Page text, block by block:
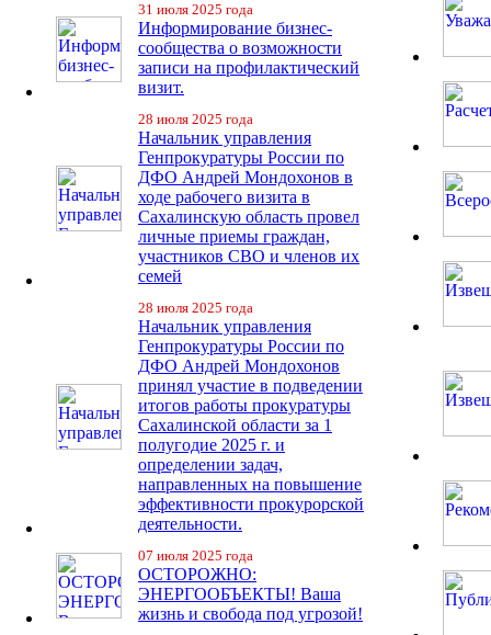
31 июля 2025 года
Информирование бизнес-
сообщества о возможности
записи на профилактический
визит.
28 июля 2025 года
Начальник управления
Генпрокуратуры России по
ДФО Андрей Мондохонов в
ходе рабочего визита в
Сахалинскую область провел
личные приемы граждан,
участников СВО и членов их
семей
28 июля 2025 года
Начальник управления
Генпрокуратуры России по
ДФО Андрей Мондохонов
принял участие в подведении
итогов работы прокуратуры
Сахалинской области за 1
полугодие 2025 г. и
определении задач,
направленных на повышение
эффективности прокурорской
деятельности.
07 июля 2025 года
ОСТОРОЖНО:
ЭНЕРГООБЪЕКТЫ! Ваша
жизнь и свобода под угрозой!